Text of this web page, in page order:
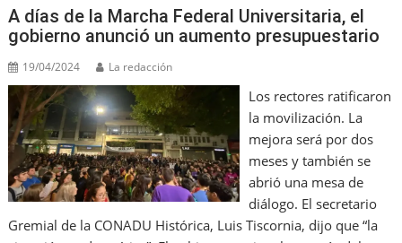
A días de la Marcha Federal Universitaria, el
gobierno anunció un aumento presupuestario
19/04/2024 La redacción
Los rectores ratificaron
la movilización. La
mejora será por dos
meses y también se
abrió una mesa de
diálogo. El secretario
Gremial de la CONADU Histórica, Luis Tiscornia, dijo que “la